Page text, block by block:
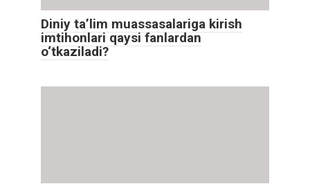
Diniy ta’lim muassasalariga kirish
imtihonlari qaysi fanlardan
o‘tkaziladi?